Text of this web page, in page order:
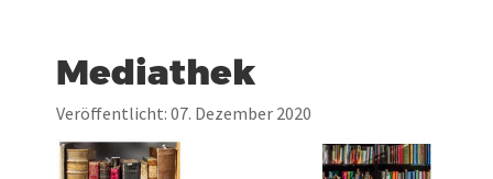
Mediathek
Veröffentlicht: 07. Dezember 2020